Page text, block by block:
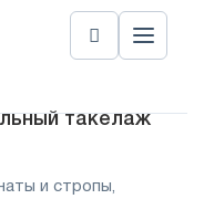
такелаж
и стропы,